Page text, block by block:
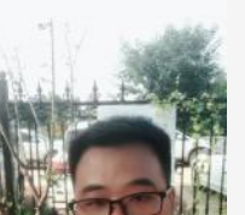
对方的行为，不要故弄玄虚去考验对方的耐受力，由于这是个敏感阶段，处理方式不当，误解就会大行其道。因此双方尽量避免去做让对方容易产生误解的事情。
地是一致的，就OK。一棵树上还没有完全相同的两片叶子，又怎能要求两个人所思所想完全一样呢？求大同存小异即可。
会在对的时间错过了对的人，留下一生的遗憾。
的，不是因为你不配，而是你值得拥有更好的。
是只有自己才懂的快乐。所以，不要跟自己过不去，不要纠结于别人的评说，照着自己舒服的感觉生活。幸福如人饮水，冷暖自知，你的幸福，不在别人眼里，而在自己心里
自己要去的地方，无论有多难，有多远。